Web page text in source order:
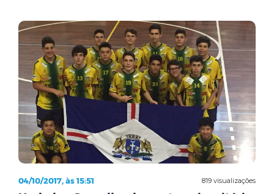
819 visualizações
04/10/2017, às 15:51